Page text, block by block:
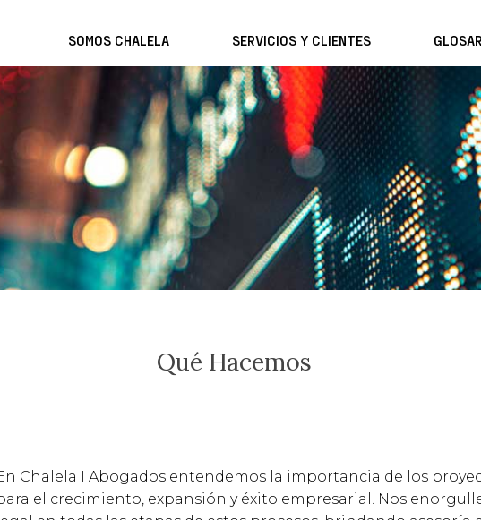
SOMOS CHALELA SERVICIOS Y CLIENTES
Qué Hacemos
Chalela I Abogados entendemos la importancia de los
el crecimiento, expansión y éxito empresarial. Nos